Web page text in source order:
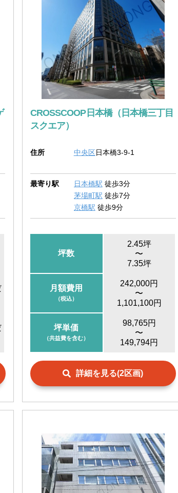
CROSSCOOP日本橋（日本橋三丁目
スクエア）
住所 中央区日本橋3-9-1
最寄り駅 日本橋駅 徒歩3分
茅場町駅 徒歩7分
京橋駅 徒歩9分
三越前駅徒歩10分
徒歩10分
大手町駅
徒歩15分
坪数
2.45坪
〜
7.35坪
月額費用
（税込）
242,000円
〜
1,101,100円
坪単価
（共益費を含む）
98,765円
〜
149,794円
詳細を見る(2区画)